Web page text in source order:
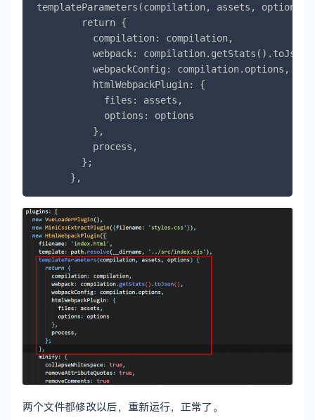
templateParameters(compilation, assets, options)
        return {
          compilation: compilation,
webpack:
          webpackConfig: compilation.options,
          htmlWebpackPlugin: {
            files: assets,
            options: options
          },
          process,
        };
两个文件都修改以后，重新运行，正常了。